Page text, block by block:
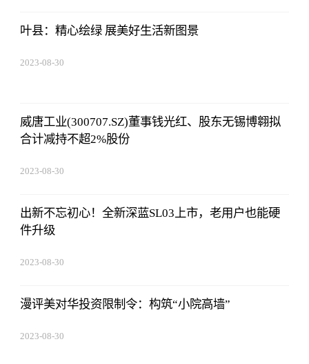
叶县：精心绘绿 展美好生活新图景
2023-08-30
威唐工业(300707.SZ)董事钱光红、股东无锡博翱拟
合计减持不超2%股份
2023-08-30
出新不忘初心！全新深蓝SL03上市，老用户也能硬
件升级
2023-08-30
漫评美对华投资限制令：构筑“小院高墙”
2023-08-30